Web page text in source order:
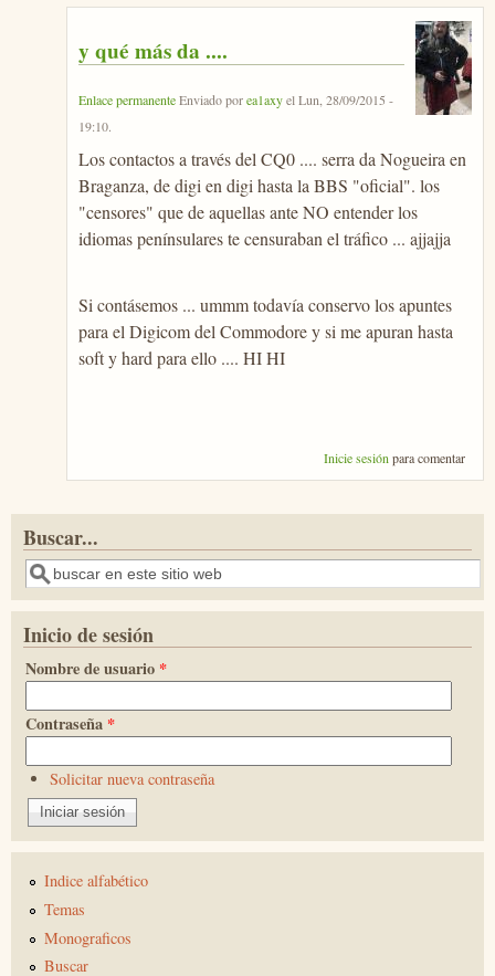
y qué más da ....
Enlace permanenteEnviado porea1axyelLun, 28/09/2015 -
19:10.
Los contactos a través del CQ0 .... serra da Nogueira en
Braganza, de digi en digi hasta la BBS "oficial". los
"censores" que de aquellas ante NO entender los
idiomas penínsulares te censuraban el tráfico ... ajjajja
Si contásemos ... ummm todavía conservo los apuntes
para el Digicom del Commodore y si me apuran hasta
soft y hard para ello .... HI HI
Inicie sesiónpara comentar
Buscar...
Buscar
Inicio de sesión
Nombre de usuario *
Contraseña *
Solicitar nueva contraseña
Indice alfabético
Temas
Monograficos
Buscar